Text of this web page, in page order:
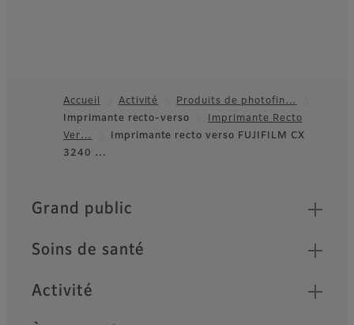
Footer
Accueil Activité
Produits de photofin…
Imprimante recto-verso
Imprimante Recto
Ver…
Imprimante recto verso FUJIFILM CX
3240 …
Quick Links
Grand public
Soins de santé
Activité